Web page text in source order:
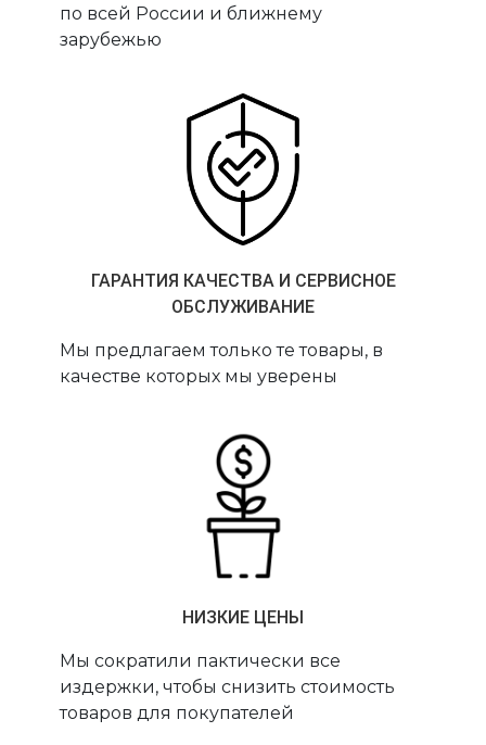
по всей России и ближнему
зарубежью
ГАРАНТИЯ КАЧЕСТВА И СЕРВИСНОЕ
ОБСЛУЖИВАНИЕ
Мы предлагаем только те товары, в
качестве которых мы уверены
НИЗКИЕ ЦЕНЫ
Мы сократили пактически все
издержки, чтобы снизить стоимость
товаров для покупателей